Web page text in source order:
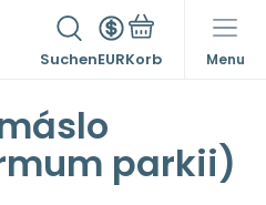
SuchenEUR Menu
parkii)